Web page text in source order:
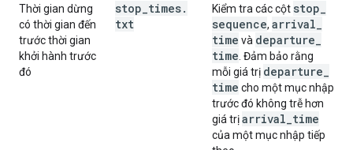
Thời gian dừng
có thời gian đến
trước thời gian
khởi hành trước
đó
stop times.
txt
Kiểm tra các cột stop
sequence, arrival
time và departure
time . Đảm bảo rằng
mỗi giá trị departure
time cho một mục nhập
trước đó không trễ hơn
giá trịarrival time
của một mục nhập tiếp